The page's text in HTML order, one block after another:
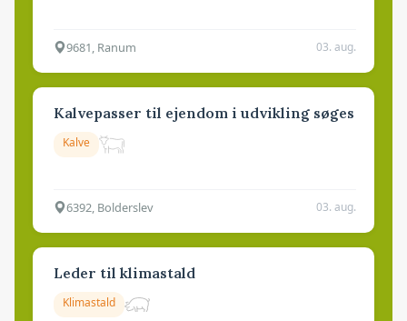
9681, Ranum 03. aug.
Kalvepasser til ejendom i udvikling søges
Kalve
6392, Bolderslev 03. aug.
Leder til klimastald
Klimastald